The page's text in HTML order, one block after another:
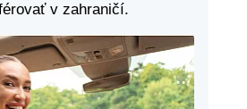
v zahraničí.